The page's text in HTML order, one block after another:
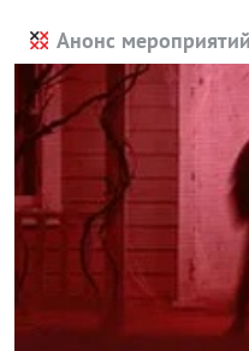
Анонс мероприятий